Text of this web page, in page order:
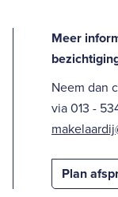
Meer
Neem dan
via 013 -
Plan